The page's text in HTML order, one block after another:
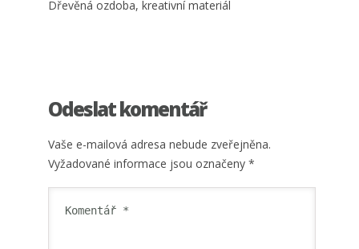
Dřevěná ozdoba, kreativní materiál
Odeslat komentář
Vaše e-mailová adresa nebude zveřejněna.
Vyžadované informace jsou označeny *